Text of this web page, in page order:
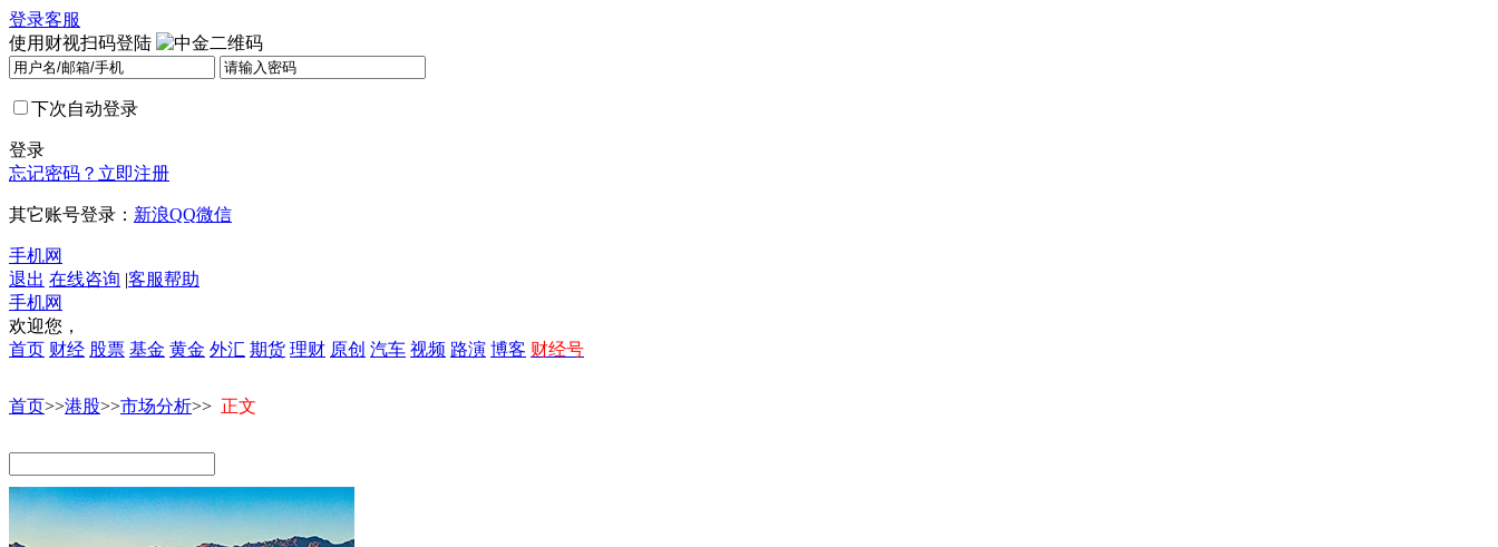
登录客服
使用财视扫码登陆
下次自动登录
登录
忘记密码？ 立即注册
其它账号登录： 新浪QQ微信
手机网
退出 在线咨询 |客服帮助
手机网
欢迎您，
首页 财经 股票 基金 黄金 外汇 期货 理财 原创 汽车 视频 路演 博客 财经号
首页>>港股>>市场分析>> 正文